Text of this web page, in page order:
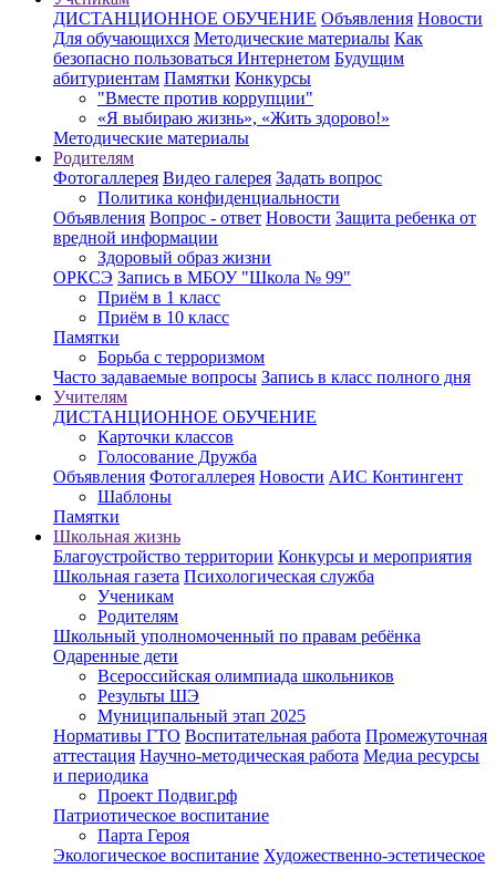
ДИСТАНЦИОННОЕ ОБУЧЕНИЕ Объявления Новости
Для обучающихся Методические материалы Как
безопасно пользоваться Интернетом Будущим
абитуриентам Памятки Конкурсы
"Вместе против коррупции"
«Я выбираю жизнь», «Жить здорово!»
Методические материалы
Родителям
Фотогаллерея Видео галерея Задать вопрос
Политика конфиденциальности
Объявления Вопрос - ответ Новости Защита ребенка от
вредной информации
Здоровый образ жизни
ОРКСЭ Запись в МБОУ "Школа № 99"
Приём в 1 класс
Приём в 10 класс
Памятки
Борьба с терроризмом
Часто задаваемые вопросы Запись в класс полного дня
Учителям
ДИСТАНЦИОННОЕ ОБУЧЕНИЕ
Карточки классов
Голосование Дружба
Объявления Фотогаллерея Новости АИС Контингент
Шаблоны
Памятки
Школьная жизнь
Благоустройство территории Конкурсы и мероприятия
Школьная газета Психологическая служба
Ученикам
Родителям
Школьный уполномоченный по правам ребёнка
Одаренные дети
Всероссийская олимпиада школьников
Результы ШЭ
Муниципальный этап 2025
Нормативы ГТО Воспитательная работа Промежуточная
аттестация Научно-методическая работа Медиа ресурсы
и периодика
Проект Подвиг.рф
Патриотическое воспитание
Парта Героя
Экологическое воспитание Художественно-эстетическое